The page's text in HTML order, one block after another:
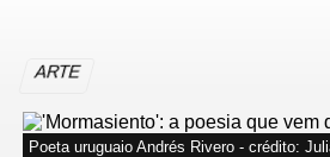
ARTE
Poeta uruguaio Andrés Rivero - crédito: